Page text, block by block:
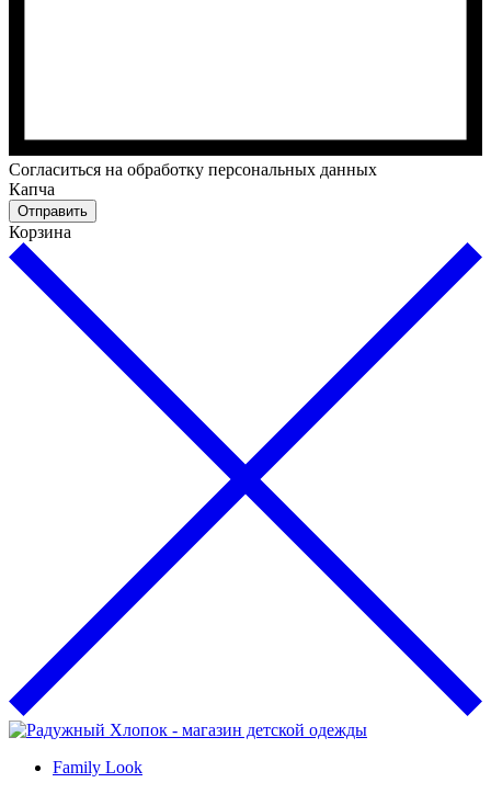
Cогласиться на обработку персональных данных
Капча
Отправить
Корзина
Family Look